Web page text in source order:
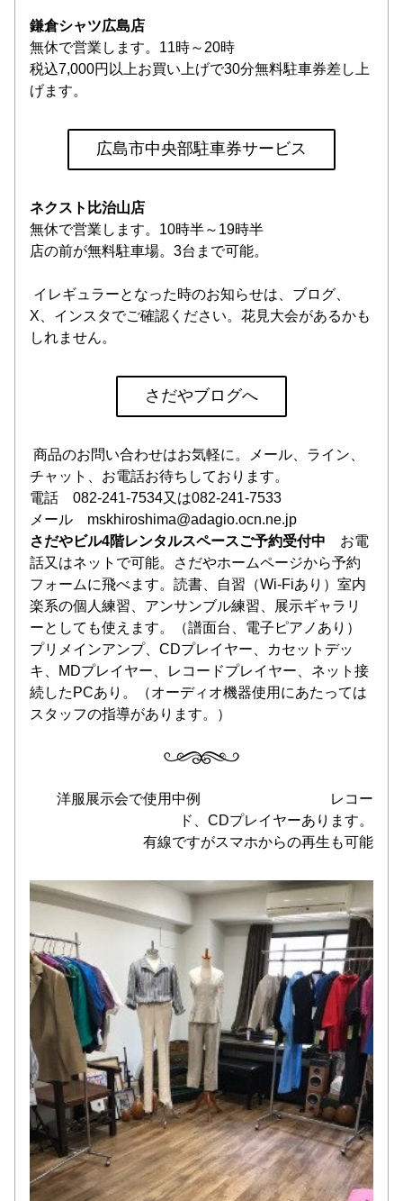
鎌倉シャツ広島店
無休で営業します。11時～20時
税込7,000円以上お買い上げで30分無料駐車券差し上
げます。
広島市中央部駐車券サービス
ネクスト比治山店
無休で営業します。10時半～19時半
店の前が無料駐車場。3台まで可能。
イレギュラーとなった時のお知らせは、ブログ、
X、インスタでご確認ください。花見大会があるかも
しれません。
さだやブログへ
商品のお問い合わせはお気軽に。メール、ライン、
チャット、お電話お待ちしております。
電話　082-241-7534又は082-241-7533
メール　mskhiroshima@adagio.ocn.ne.jp
さだやビル4階レンタルスペースご予約受付中 お電
話又はネットで可能。さだやホームページから予約
フォームに飛べます。読書、自習（Wi-Fiあり）室内
楽系の個人練習、アンサンブル練習、展示ギャラリ
ーとしても使えます。（譜面台、電子ピアノあり）
プリメインアンプ、CDプレイヤー、カセットデッ
キ、MDプレイヤー、レコードプレイヤー、ネット接
続したPCあり。（オーディオ機器使用にあたっては
スタッフの指導があります。）
洋服展示会で使用中例　　　　　　　　　レコー
ド、CDプレイヤーあります。
有線ですがスマホからの再生も可能